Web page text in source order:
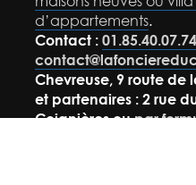
d’appartements.
Contact : 01.85.40.07.74
Chevreuse, 9 route de
et partenaires : 2 rue
Coignières oupar